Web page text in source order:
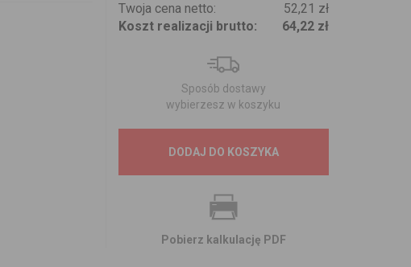
Twoja cena netto:
52,21 zł
Koszt realizacji brutto:
64,22 zł
Sposób dostawy
wybierzesz w koszyku
DODAJ DO KOSZYKA
Pobierz kalkulację PDF